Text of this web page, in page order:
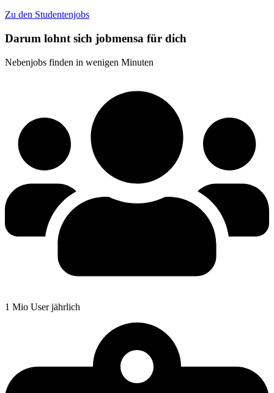
Zu den Studentenjobs
Darum lohnt sich jobmensa für dich
Nebenjobs finden in wenigen Minuten
1 Mio User jährlich